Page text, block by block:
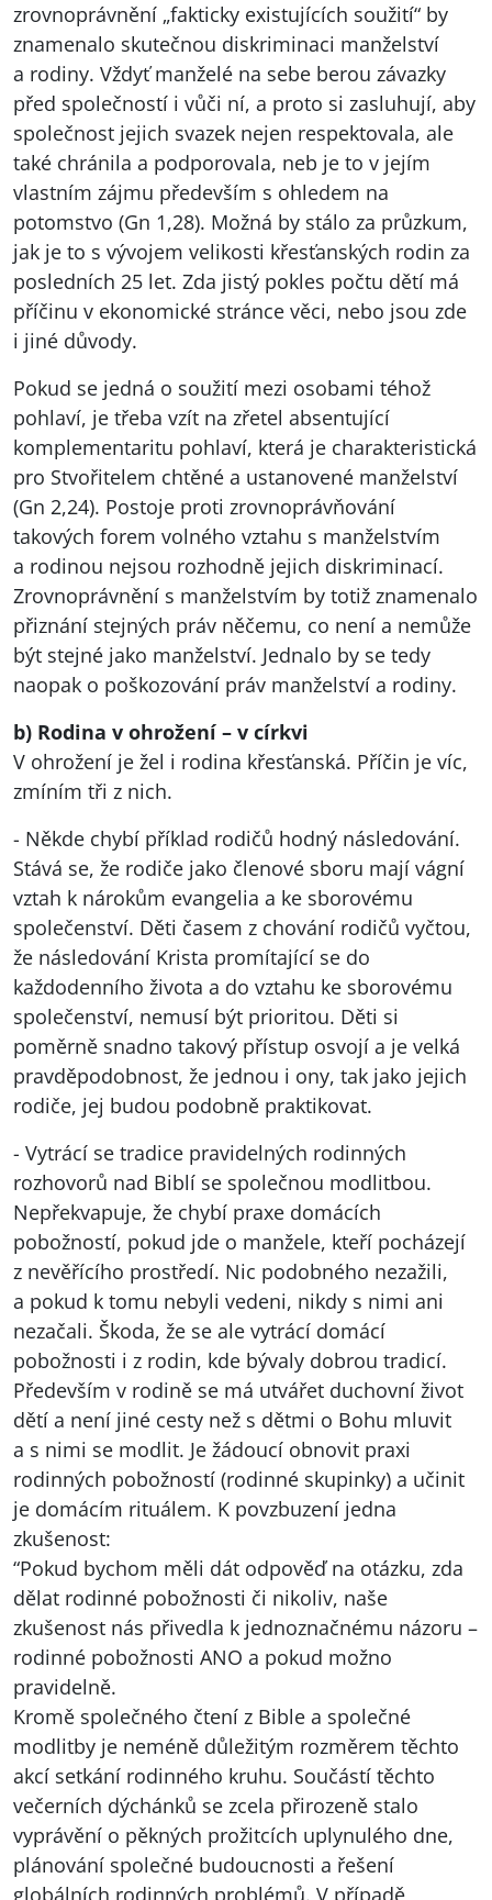
zrovnoprávnění „fakticky existujících soužití“ by
znamenalo skutečnou diskriminaci manželství
a rodiny. Vždyť manželé na sebe berou závazky
před společností i vůči ní, a proto si zasluhují, aby
společnost jejich svazek nejen respektovala, ale
také chránila a podporovala, neb je to v jejím
vlastním zájmu především s ohledem na
potomstvo (Gn 1,28). Možná by stálo za průzkum,
jak je to s vývojem velikosti křesťanských rodin za
posledních 25 let. Zda jistý pokles počtu dětí má
příčinu v ekonomické stránce věci, nebo jsou zde
i jiné důvody.
Pokud se jedná o soužití mezi osobami téhož
pohlaví, je třeba vzít na zřetel absentující
komplementaritu pohlaví, která je charakteristická
pro Stvořitelem chtěné a ustanovené manželství
(Gn 2,24). Postoje proti zrovnoprávňování
takových forem volného vztahu s manželstvím
a rodinou nejsou rozhodně jejich diskriminací.
Zrovnoprávnění s manželstvím by totiž znamenalo
přiznání stejných práv něčemu, co není a nemůže
být stejné jako manželství. Jednalo by se tedy
naopak o poškozování práv manželství a rodiny.
b) Rodina v ohrožení – v církvi
V ohrožení je žel i rodina křesťanská. Příčin je víc,
zmíním tři z nich.
- Někde chybí příklad rodičů hodný následování.
Stává se, že rodiče jako členové sboru mají vágní
vztah k nárokům evangelia a ke sborovému
společenství. Děti časem z chování rodičů vyčtou,
že následování Krista promítající se do
každodenního života a do vztahu ke sborovému
společenství, nemusí být prioritou. Děti si
poměrně snadno takový přístup osvojí a je velká
pravděpodobnost, že jednou i ony, tak jako jejich
rodiče, jej budou podobně praktikovat.
- Vytrácí se tradice pravidelných rodinných
rozhovorů nad Biblí se společnou modlitbou.
Nepřekvapuje, že chybí praxe domácích
pobožností, pokud jde o manžele, kteří pocházejí
z nevěřícího prostředí. Nic podobného nezažili,
a pokud k tomu nebyli vedeni, nikdy s nimi ani
nezačali. Škoda, že se ale vytrácí domácí
pobožnosti i z rodin, kde bývaly dobrou tradicí.
Především v rodině se má utvářet duchovní život
dětí a není jiné cesty než s dětmi o Bohu mluvit
a s nimi se modlit. Je žádoucí obnovit praxi
rodinných pobožností (rodinné skupinky) a učinit
je domácím rituálem. K povzbuzení jedna
zkušenost:
“Pokud bychom měli dát odpověď na otázku, zda
dělat rodinné pobožnosti či nikoliv, naše
zkušenost nás přivedla k jednoznačnému názoru –
rodinné pobožnosti ANO a pokud možno
pravidelně.
Kromě společného čtení z Bible a společné
modlitby je neméně důležitým rozměrem těchto
akcí setkání rodinného kruhu. Součástí těchto
večerních dýchánků se zcela přirozeně stalo
vyprávění o pěkných prožitcích uplynulého dne,
plánování společné budoucnosti a řešení